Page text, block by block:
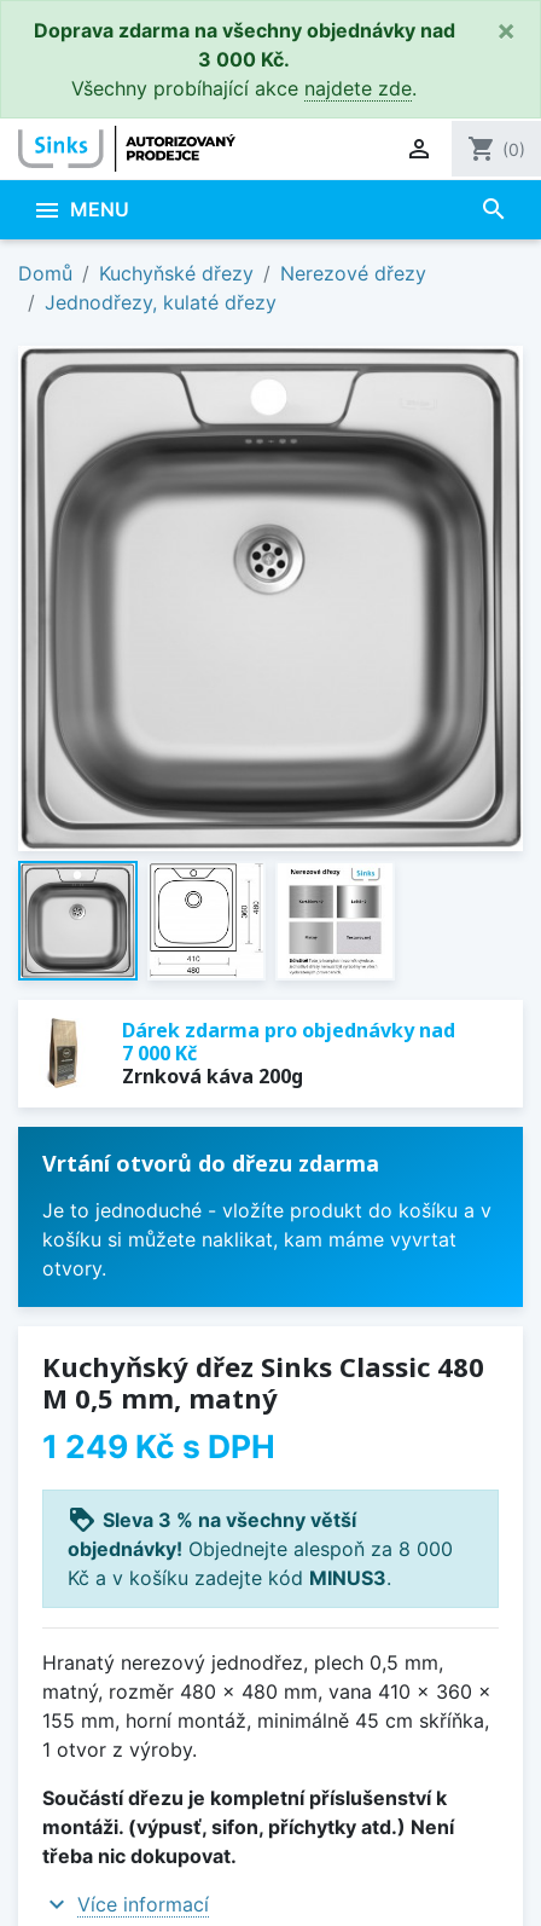
Doprava zdarma na všechny objednávky nad
3 000 Kč.
Všechny probíhající akce najdete zde.
×
 shopping_cart (0)
 MENU search
Domů Kuchyňské dřezy
Nerezové dřezy
Jednodřezy, kulaté dřezy
Dárek zdarma pro objednávky nad
7 000 Kč
Zrnková káva 200g
Vrtání otvorů do dřezu zdarma
Je to jednoduché - vložíte produkt do košíku a v
košíku si můžete naklikat, kam máme vyvrtat
otvory.
Kuchyňský dřez Sinks Classic 480
M 0,5 mm, matný
1 249 Kč s DPH
loyalty Sleva 3 % na všechny větší
objednávky! Objednejte alespoň za 8 000
Kč a v košíku zadejte kód MINUS3.
Hranatý nerezový jednodřez, plech 0,5 mm,
matný, rozměr 480 x 480 mm, vana 410 x 360 x
155 mm, horní montáž, minimálně 45 cm skříňka,
1 otvor z výroby.
Součástí dřezu je kompletní příslušenství k
montáži. (výpusť, sifon, příchytky atd.) Není
třeba nic dokupovat.
expand_more Více informací